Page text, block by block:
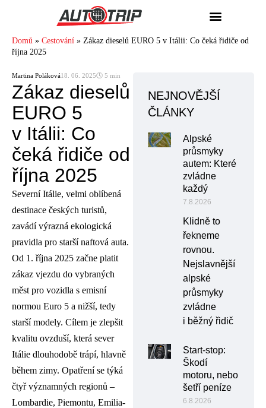
Domů » Cestování » Zákaz dieselů EURO 5 v Itálii: Co čeká řidiče od
října 2025
Martina Poláková18. 06. 2025🕓 5 min
Zákaz dieselů
EURO 5
v Itálii: Co
čeká řidiče od
října 2025
Severní Itálie, velmi oblíbená
destinace českých turistů,
zavádí výrazná ekologická
pravidla pro starší naftová auta.
Od 1. října 2025 začne platit
zákaz vjezdu do vybraných
měst pro vozidla s emisní
normou Euro 5 a nižší, tedy
starší modely. Cílem je zlepšit
kvalitu ovzduší, která sever
Itálie dlouhodobě trápí, hlavně
během zimy. Opatření se týká
čtyř významných regionů –
Lombardie, Piemontu, Emilia-
NEJNOVĚJŠÍ
ČLÁNKY
Alpské
průsmyky
autem: Které
zvládne
každý
7.8.2026
Klidně to
řekneme
rovnou.
Nejslavnější
alpské
průsmyky
zvládne
i běžný řidič
Start-stop:
Škodí
motoru, nebo
šetří peníze
6.8.2026